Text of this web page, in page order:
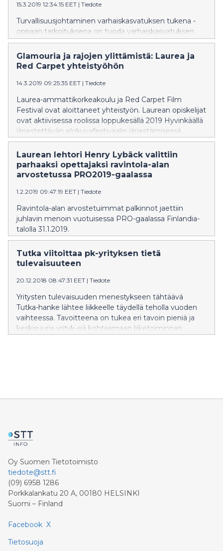
15.3.2019 12:34:15 EET | Tiedote
Turvallisuusjohtaminen varhaiskasvatuksen tukena -
oppaan tarkoituksena on tuoda varhaiskasvatuksen
asiantuntijoille riskilähtöinen, ennakoiva ymmärrys
turvallisuudesta ja riskienhallinnasta.
Glamouria ja rajojen ylittämistä: Laurea ja
Red Carpet yhteistyöhön
14.3.2019 09:25:35 EET | Tiedote
Laurea-ammattikorkeakoulu ja Red Carpet Film
Festival ovat aloittaneet yhteistyön. Laurean opiskelijat
ovat aktiivisessa roolissa loppukesällä 2019 Hyvinkäällä
järjestettävän elokuvafestivaalin järjestämisessä.
Yhteistyö perustuu laurealaiseen kehittämispohjaisen
oppimisen malliin, jossa opiskelijoiden oppiminen
viedään aitoihin työelämän tilanteisiin. -Yritysten kanssa
tehtävät kehittämisprojektit ovat Laurealle jo
Koski. -Olemme jo vuosikymmenten ajan yhdistäneet
oppimisen aitoihin työelämän kehittämishankkeisiin,
joista hyötyvät niin opiskelijat kuin toimeksiantajatkin.
Sitoutumisemme Red Carpet -festivaaliin on osa
Laurean seutukaupunkiyhteistyötä Uudellamaalla.
on suuri tarve Uudenmaan keskeisissä
aluekeskuksissa. -Red Carpet -festivaalin periaatteisiin
kuuluu erilaisten rajojen ylittäminen, kertoo festivaalin
Ideologiamme on
Laurean lehtori Henry Lybäck valittiin
parhaaksi opettajaksi ravintola-alan
arvostetussa PRO2019-gaalassa
1.2.2019 09:47:19 EET | Tiedote
Ravintola-alan arvostetuimmat palkinnot jaettiin
juhlavin menoin vuotuisessa PRO-gaalassa Finlandia-
talolla 31.1.2019.
Tutka viitoittaa pk-yrityksen tietä
tulevaisuuteen
20.12.2018 08:47:31 EET | Tiedote
Yritysten tulevaisuuden menestykseen tähtäävä
Tutka-hanke lähtee liikkeelle täydellä teholla vuoden
vaihteessa. Tavoitteena on tukea eri tavoin pieniä ja
keskisuuria yrityk-siä kohtaamaan liiketoiminnan
Oy Suomen Tietotoimisto
tiedote@stt.fi
(09) 6958 1286
Porkkalankatu 20 A, 00180 HELSINKI
Suomi – Finland
Facebook X
Tietosuoja